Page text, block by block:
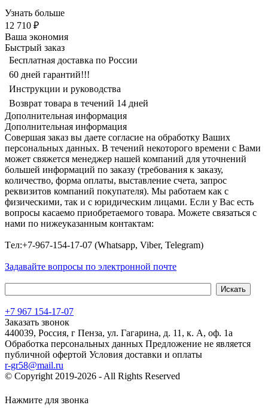
Узнать больше
12 710 ₽
Ваша экономия
Быстрый заказ
Бесплатная доставка по России
60 дней гарантий!!!
Инструкции и руководства
Возврат товара в течений 14 дней
Дополнительная информация
Дополнительная информация
Совершая заказ вы даете согласие на обработку Ваших
персональных данных. В течений некоторого времени с Вами
может свяжется менеджер нашей компаний для уточнений
большей информаций по заказу (требования к заказу,
количество, форма оплаты, выставление счета, запрос
реквизитов компаний покупателя). Мы работаем как с
физическими, так и с юридическим лицами. Если у Вас есть
вопросы касаемо приобретаемого товара. Можете связаться с
нами по нижеуказанным контактам:
Tел:+7-967-154-17-07 (Whatsapp, Viber, Telegram)
Задавайте вопросы по электронной почте
+7 967 154-17-07
Заказать звонок
440039, Россия, г Пенза, ул. Гагарина, д. 11, к. А, оф. 1а
Обработка персональных данных Предложение не является
публичной офертой Условия доставки и оплаты
r-gr58@mail.ru
© Copyright 2019-2026 - All Rights Reserved
Нажмите для звонка